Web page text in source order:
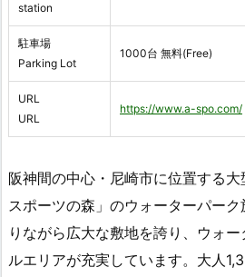
station
駐車場
Parking Lot
1000台 無料(Free)
URL
URL
https://www.a-spo.com/
阪神間の中心・尼崎市に位置する
スポーツの森」のウォーターパー
りながら広大な敷地を誇り、ウォ
ルエリアが充実しています。大人